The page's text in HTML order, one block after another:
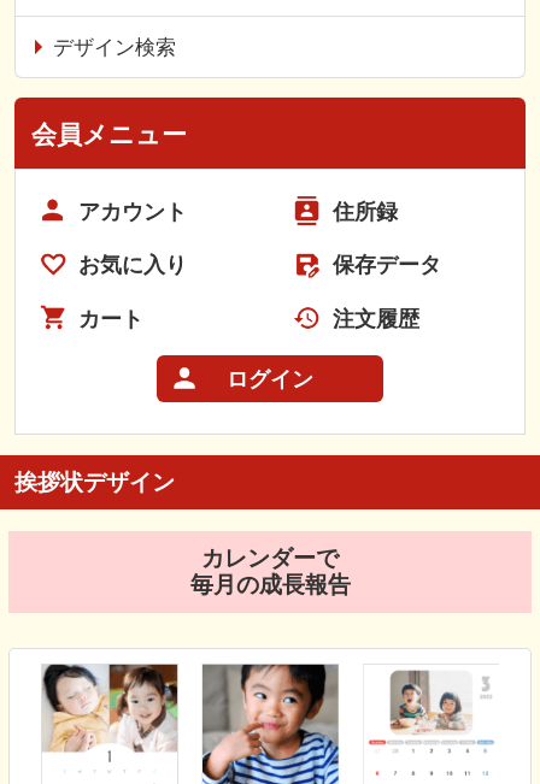
デザイン検索
会員メニュー
アカウント 住所録
お気に入り 保存データ
カート 注文履歴
ログイン
挨拶状デザイン
カレンダーで
毎月の成長報告